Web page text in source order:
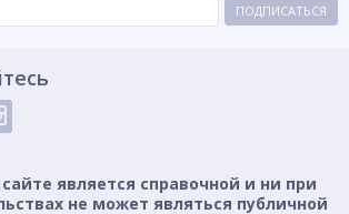
ПОДПИСАТЬСЯ
является справочной и ни при
не может являться публичной